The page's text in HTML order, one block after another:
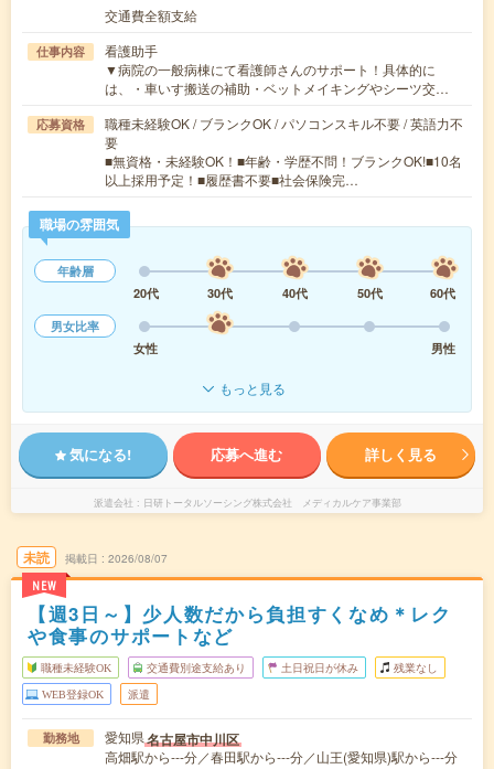
交通費全額支給
仕事内容
看護助手
▼病院の一般病棟にて看護師さんのサポート！具体的に
は、・車いす搬送の補助・ベットメイキングやシーツ交…
応募資格
職種未経験OK / ブランクOK / パソコンスキル不要 / 英語力不
要
■無資格・未経験OK！■年齢・学歴不問！ブランクOK!■10名
以上採用予定！■履歴書不要■社会保険完…
職場の雰囲気
年齢層
20代
30代 40代 50代
60代
男女比率
女性
男性
もっと見る
気になる! 応募へ進む 詳しく見る
派遣会社 日研トータルソーシング株式会社 メディカルケア事業部
未読
NEW
掲載日 2026/08/07
【週3日～】少人数だから負担すくなめ＊レク
や食事のサポートなど
職種未経験OK 交通費別途支給あり 土日祝日が休み 残業なし
WEB登録OK 派遣
勤務地 愛知県名古屋市中川区
高畑駅から---分／春田駅から---分／山王(愛知県)駅から---分